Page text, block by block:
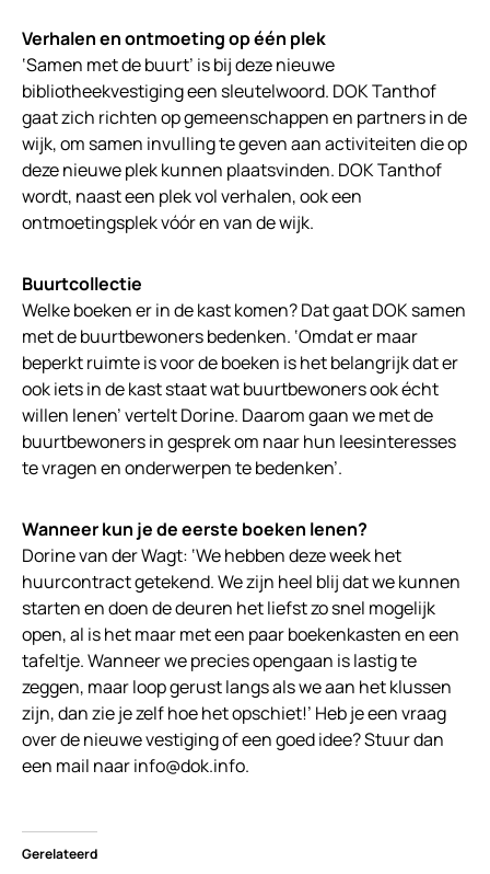
Verhalen en ontmoeting op één plek
‘Samen met de buurt’ is bij deze nieuwe
bibliotheekvestiging een sleutelwoord. DOK Tanthof
gaat zich richten op gemeenschappen en partners in de
wijk, om samen invulling te geven aan activiteiten die op
deze nieuwe plek kunnen plaatsvinden. DOK Tanthof
wordt, naast een plek vol verhalen, ook een
ontmoetingsplek vóór en van de wijk.
Buurtcollectie
Welke boeken er in de kast komen? Dat gaat DOK samen
met de buurtbewoners bedenken. ‘Omdat er maar
beperkt ruimte is voor de boeken is het belangrijk dat er
ook iets in de kast staat wat buurtbewoners ook écht
willen lenen’ vertelt Dorine. Daarom gaan we met de
buurtbewoners in gesprek om naar hun leesinteresses
te vragen en onderwerpen te bedenken’.
Wanneer kun je de eerste boeken lenen?
Dorine van der Wagt: ‘We hebben deze week het
huurcontract getekend. We zijn heel blij dat we kunnen
starten en doen de deuren het liefst zo snel mogelijk
open, al is het maar met een paar boekenkasten en een
tafeltje. Wanneer we precies opengaan is lastig te
zeggen, maar loop gerust langs als we aan het klussen
zijn, dan zie je zelf hoe het opschiet!’ Heb je een vraag
over de nieuwe vestiging of een goed idee? Stuur dan
een mail naar info@dok.info.
Gerelateerd